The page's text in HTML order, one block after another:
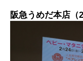
阪急うめだ本店（